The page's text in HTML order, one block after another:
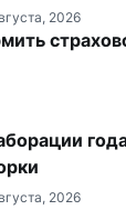
2026
2026